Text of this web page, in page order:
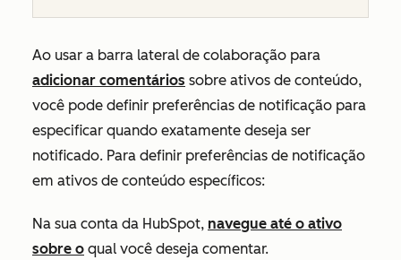
Ao usar a barra lateral de colaboração para
adicionar comentários sobre ativos de conteúdo,
você pode definir preferências de notificação para
especificar quando exatamente deseja ser
notificado. Para definir preferências de notificação
em ativos de conteúdo específicos:
Na sua conta da HubSpot, navegue até o ativo
sobre o qual você deseja comentar.